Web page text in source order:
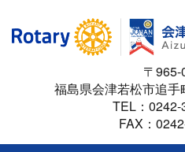
ス
〒965-
福島県会津若松市追
TEL：
FAX：